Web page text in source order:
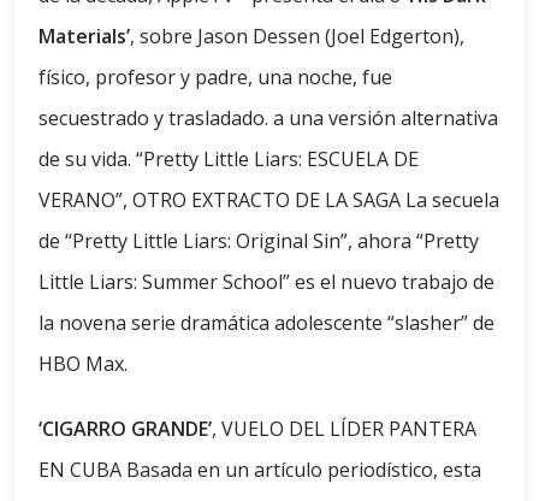
Materials’, sobre Jason Dessen (Joel Edgerton),
físico, profesor y padre, una noche, fue
secuestrado y trasladado. a una versión alternativa
de su vida. “Pretty Little Liars: ESCUELA DE
VERANO”, OTRO EXTRACTO DE LA SAGA La secuela
de “Pretty Little Liars: Original Sin”, ahora “Pretty
Little Liars: Summer School” es el nuevo trabajo de
la novena serie dramática adolescente “slasher” de
HBO Max.
‘CIGARRO GRANDE’, VUELO DEL LÍDER PANTERA
EN CUBA Basada en un artículo periodístico, esta